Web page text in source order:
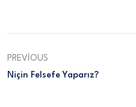
PREVIOUS
Niçin Felsefe Yaparız?